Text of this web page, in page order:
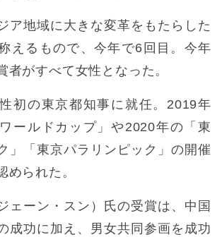
ア地域に大きな変革をもたらした
えるもので、今年で6回目。今年
者がすべて女性となった。
初の東京都知事に就任。2019年
ールドカップ」や2020年の「東
」「東京パラリンピック」の開催
められた。
ェーン・スン）氏の受賞は、中国
成功に加え、男女共同参画を成功